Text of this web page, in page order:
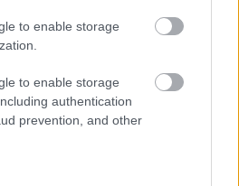
to enable storage
to enable storage
authentication
prevention, and other
szót szeretnél ...